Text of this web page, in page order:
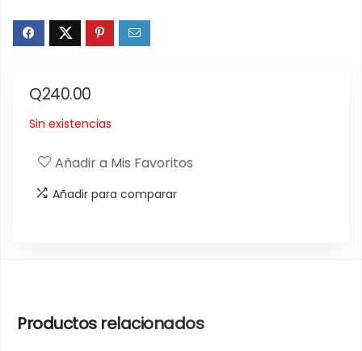
Q240.00
Sin existencias
Añadir a Mis Favoritos
Añadir para comparar
Productos relacionados